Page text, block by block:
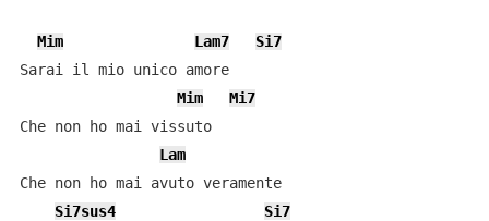
Mim Lam7
Si7
Sarai il mio unico amore
Mim
Mi7
Che non ho mai vissuto
Lam
Che non ho mai avuto veramente
Si7sus4
Si7